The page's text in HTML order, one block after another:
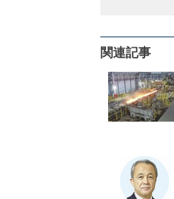
関連記事